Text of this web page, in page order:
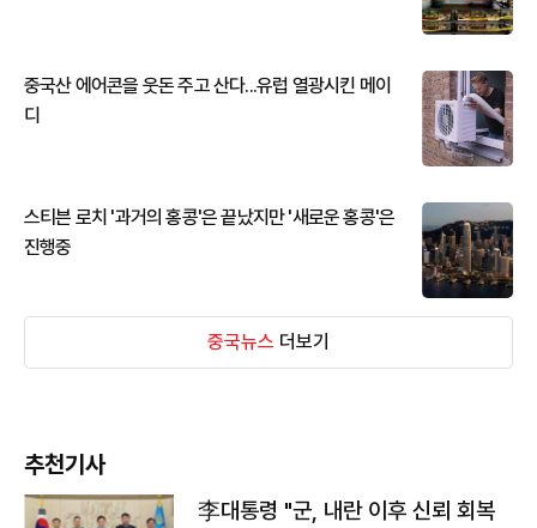
중국산 에어콘을 웃돈 주고 산다...유럽 열광시킨 메이
디
스티븐 로치 '과거의 홍콩'은 끝났지만 '새로운 홍콩'은
진행중
중국뉴스 더보기
추천기사
李대통령 "군, 내란 이후 신뢰 회복